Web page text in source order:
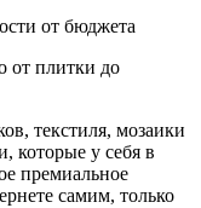
от бюджета
от плитки до
текстиля, мозаики
которые у себя в
премиальное
самим, только